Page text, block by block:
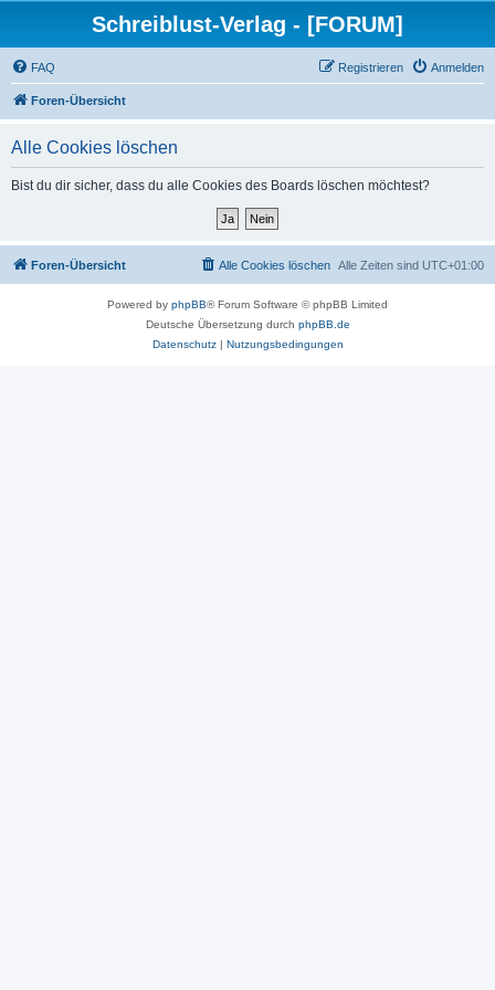
Schreiblust-Verlag - [FORUM]
FAQ Anmelden
Registrieren
Foren-Übersicht
Alle Cookies löschen
Bist du dir sicher, dass du alle Cookies des Boards löschen möchtest?
Foren-Übersicht Alle Zeiten sind UTC+01:00
Alle Cookies löschen
Powered by phpBB® Forum Software © phpBB Limited
Deutsche Übersetzung durch phpBB.de
Datenschutz| Nutzungsbedingungen